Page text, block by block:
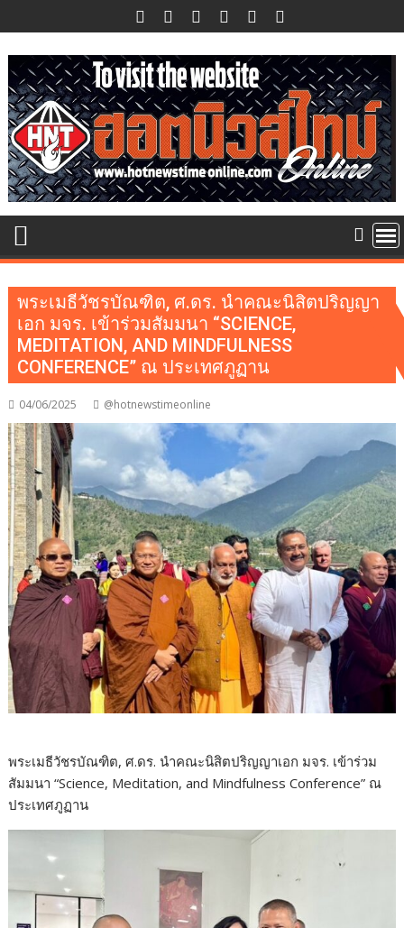
to
content
พระเมธีวัชรบัณฑิต, ศ.ดร. นำคณะนิสิตปริญญา
เอก มจร. เข้าร่วมสัมมนา “SCIENCE,
MEDITATION, AND MINDFULNESS
CONFERENCE” ณ ประเทศภูฏาน
04/06/2025 @hotnewstimeonline
พระเมธีวัชรบัณฑิต, ศ.ดร. นำคณะนิสิตปริญญาเอก มจร. เข้าร่วม
สัมมนา “Science, Meditation, and Mindfulness Conference” ณ
ประเทศภูฏาน